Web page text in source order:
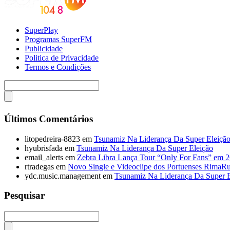
SuperPlay
Programas SuperFM
Publicidade
Politica de Privacidade
Termos e Condições
Últimos Comentários
litopedreira-8823 em Tsunamiz Na Liderança Da Super Eleição
hyubrisfada em Tsunamiz Na Liderança Da Super Eleição
email_alerts em Zebra Libra Lança Tour “Only For Fans” em
rtradegas em Novo Single e Videoclipe dos Portuenses
ydc.music.management em Tsunamiz Na Liderança Da Super
Pesquisar